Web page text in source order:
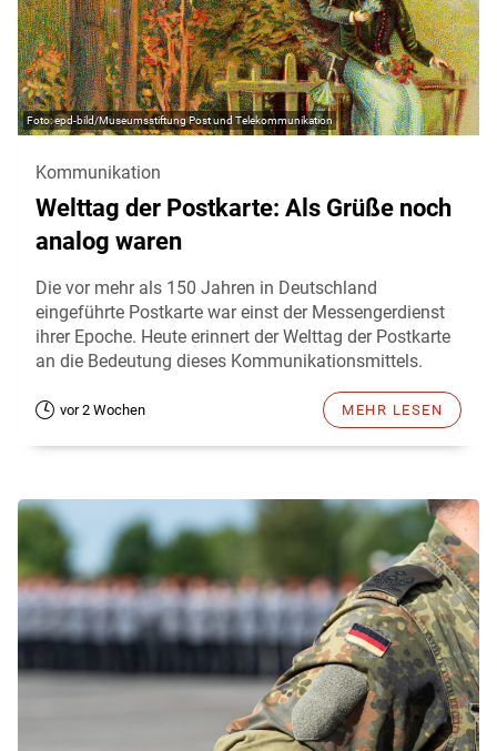
epd-bild/Museumsstiftung Post und Telekommunikation
Kommunikation
Welttag der Postkarte: Als Grüße noch
analog waren
Die vor mehr als 150 Jahren in Deutschland
eingeführte Postkarte war einst der Messengerdienst
ihrer Epoche. Heute erinnert der Welttag der Postkarte
an die Bedeutung dieses Kommunikationsmittels.
vor 2 Wochen MEHR LESEN